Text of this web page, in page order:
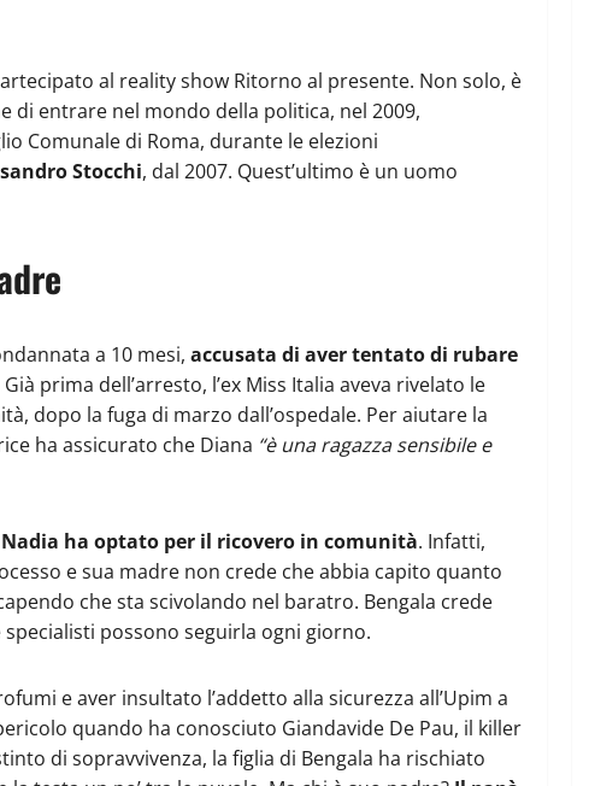
al reality show Ritorno al presente. Non solo, è
di entrare nel mondo della politica, nel 2009,
Comunale di Roma, durante le elezioni
Stocchi, dal 2007. Quest’ultimo è un uomo
a 10 mesi, accusata di aver tentato di rubare
prima dell’arresto, l’ex Miss Italia aveva rivelato le
dopo la fuga di marzo dall’ospedale. Per aiutare la
ha assicurato che Diana “è una ragazza sensibile e
Nadia ha optato per il ricovero in comunità. Infatti,
e sua madre non crede che abbia capito quanto
che sta scivolando nel baratro. Bengala crede
possono seguirla ogni giorno.
e aver insultato l’addetto alla sicurezza all’Upim a
quando ha conosciuto Giandavide De Pau, il killer
di sopravvivenza, la figlia di Bengala ha rischiato